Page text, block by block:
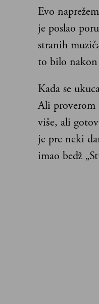
Evo
je poslao
stranih
to bilo
Kada se
Ali proverom
više, ali
je pre neki
imao bedž